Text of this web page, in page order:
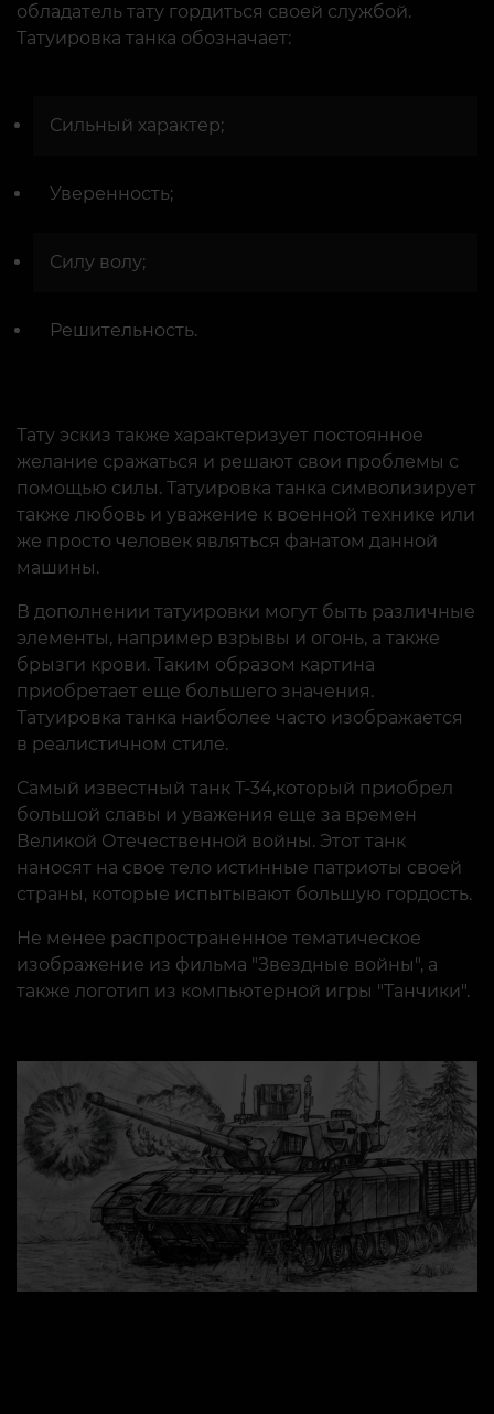
обладатель тату гордиться своей службой.
Татуировка танка обозначает:
Сильный характер;
Уверенность;
Силу волу;
Решительность.
Тату эскиз также характеризует постоянное
желание сражаться и решают свои проблемы с
помощью силы. Татуировка танка символизирует
также любовь и уважение к военной технике или
же просто человек являться фанатом данной
машины.
В дополнении татуировки могут быть различные
элементы, например взрывы и огонь, а также
брызги крови. Таким образом картина
приобретает еще большего значения.
Татуировка танка наиболее часто изображается
в реалистичном стиле.
Самый известный танк Т-34,который приобрел
большой славы и уважения еще за времен
Великой Отечественной войны. Этот танк
наносят на свое тело истинные патриоты своей
страны, которые испытывают большую гордость.
Не менее распространенное тематическое
изображение из фильма "Звездные войны", а
также логотип из компьютерной игры "Танчики".